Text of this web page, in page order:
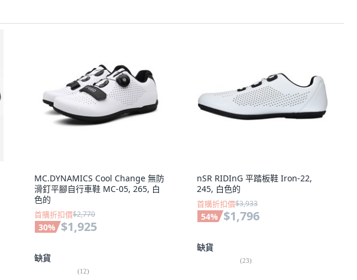
MC.DYNAMICS Cool Change 無防
滑釘平腳自行車鞋 MC-05, 265, 白
色的
首購折扣價$2,770
30% $1,925
缺貨
(12)
nSR RIDInG 平踏板鞋 Iron-22,
245, 白色的
首購折扣價$3,933
54% $1,796
缺貨
(23)